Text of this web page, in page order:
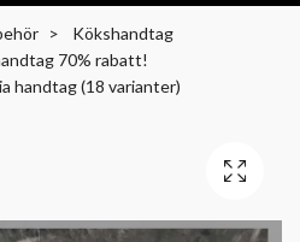
Kökshandtag
70% rabatt!
handtag (18 varianter)